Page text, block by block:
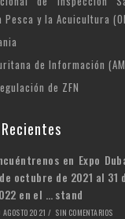
pestaña
en
nueva
y la Acuicultura
abre
en
pestaña
de Información
de ZFN
nueva
pestaña
en Expo
octubre de 2021 al 31
en el … stand
2021 / SIN COMENTARIOS